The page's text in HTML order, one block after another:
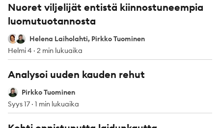
Nuoret viljelijät entistä kiinnostuneempia
luomutuotannosta
Helena Laiholahti
Pirkko Tuominen
Helena Laiholahti, Pirkko Tuominen
Helmi 4 · 2 min lukuaika
Analysoi uuden kauden rehut
Pirkko Tuominen
Pirkko Tuominen
Syys 17 · 1 min lukuaika